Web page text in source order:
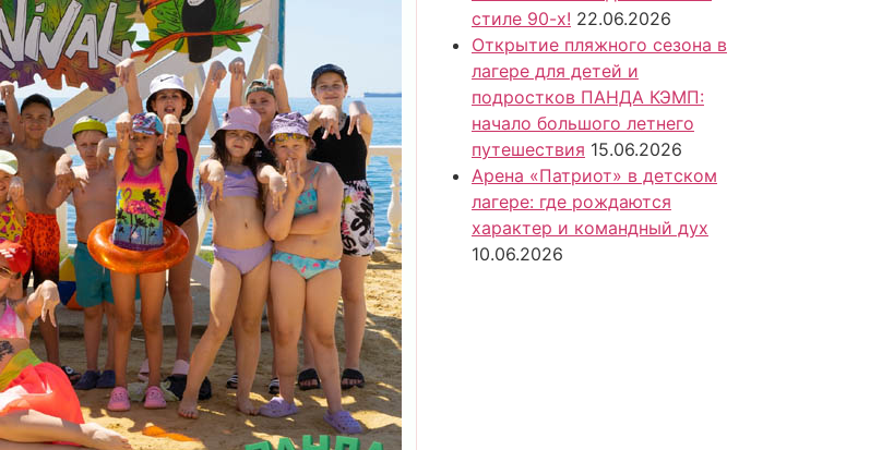
стиле 90-х! 22.06.2026
Открытие пляжного сезона в
лагере для детей и
подростков ПАНДА КЭМП:
начало большого летнего
путешествия 15.06.2026
Арена «Патриот» в детском
лагере: где рождаются
характер и командный дух
10.06.2026